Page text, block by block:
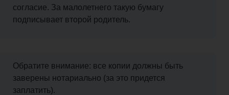
согласие. За малолетнего такую бумагу
подписывает второй родитель.
Обратите внимание: все копии должны быть
заверены нотариально (за это придется
заплатить).